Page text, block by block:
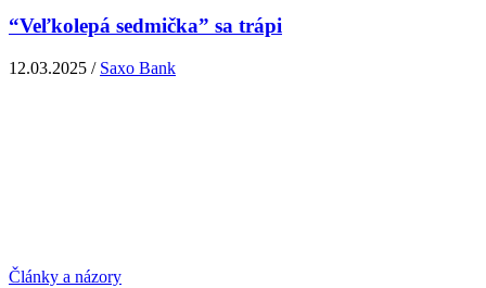
“Veľkolepá sedmička” sa trápi
12.03.2025 / Saxo Bank
Články a názory